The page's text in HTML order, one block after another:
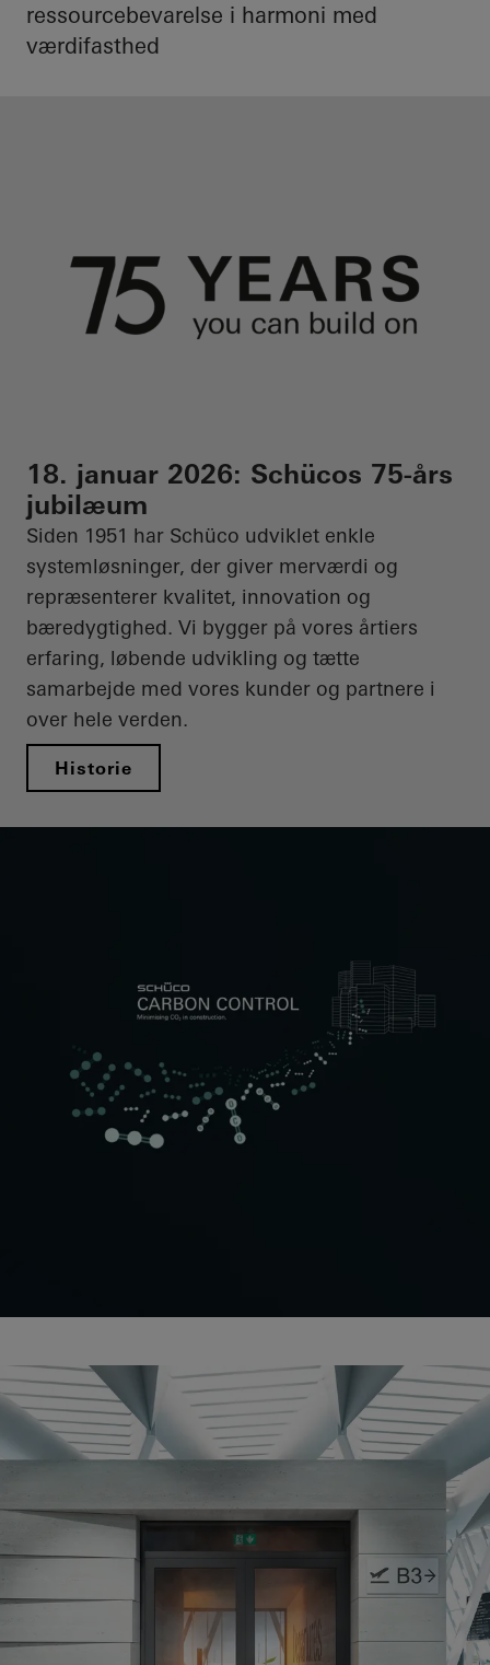
ressourcebevarelse i harmoni med
værdifasthed
18. januar 2026: Schücos 75-års
jubilæum
Siden 1951 har Schüco udviklet enkle
systemløsninger, der giver merværdi og
repræsenterer kvalitet, innovation og
bæredygtighed. Vi bygger på vores årtiers
erfaring, løbende udvikling og tætte
samarbejde med vores kunder og partnere i
over hele verden.
Historie
Minimering af CO₂ i bygningens
klimaskærm